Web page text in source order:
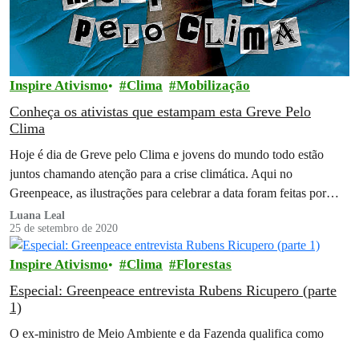
Inspire Ativismo Clima Mobilização
Conheça os ativistas que estampam esta Greve Pelo
Clima
Hoje é dia de Greve pelo Clima e jovens do mundo todo estão
juntos chamando atenção para a crise climática. Aqui no
Greenpeace, as ilustrações para celebrar a data foram feitas por
nossos voluntários.
Luana Leal
25 de setembro de 2020
Inspire Ativismo Clima Florestas
Especial: Greenpeace entrevista Rubens Ricupero (parte
1)
O ex-ministro de Meio Ambiente e da Fazenda qualifica como